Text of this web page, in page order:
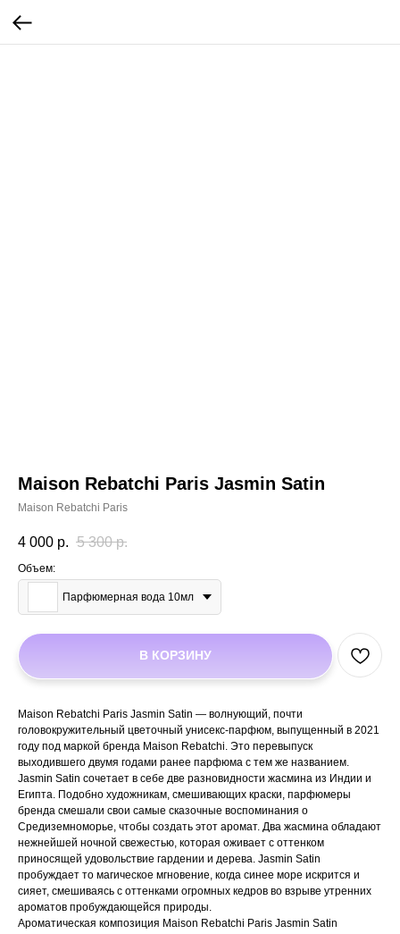
Maison Rebatchi Paris Jasmin Satin
Maison Rebatchi Paris
4 000 р. 5 300 р.
Объем:
Парфюмерная вода 10мл
В КОРЗИНУ
Maison Rebatchi Paris Jasmin Satin — волнующий, почти
головокружительный цветочный унисекс-парфюм, выпущенный в 2021
году под маркой бренда Maison Rebatchi. Это перевыпуск
выходившего двумя годами ранее парфюма с тем же названием.
Jasmin Satin сочетает в себе две разновидности жасмина из Индии и
Египта. Подобно художникам, смешивающих краски, парфюмеры
бренда смешали свои самые сказочные воспоминания о
Средиземноморье, чтобы создать этот аромат. Два жасмина обладают
нежнейшей ночной свежестью, которая оживает с оттенком
приносящей удовольствие гардении и дерева. Jasmin Satin
пробуждает то магическое мгновение, когда синее море искрится и
сияет, смешиваясь с оттенками огромных кедров во взрыве утренних
ароматов пробуждающейся природы.
Ароматическая композиция Maison Rebatchi Paris Jasmin Satin